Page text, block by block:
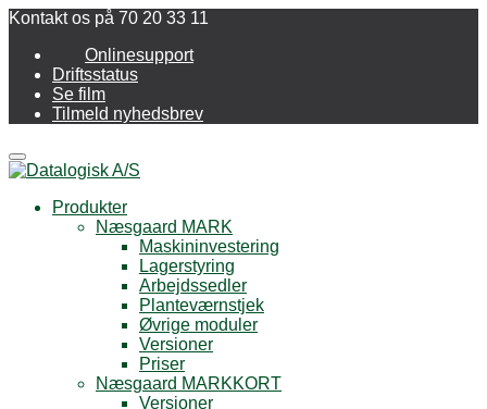
Kontakt os på 70 20 33 11
Onlinesupport
Driftsstatus
Se film
Tilmeld nyhedsbrev
Menu
Produkter
Næsgaard MARK
Maskininvestering
Lagerstyring
Arbejdssedler
Planteværnstjek
Øvrige moduler
Versioner
Priser
Næsgaard MARKKORT
Versioner